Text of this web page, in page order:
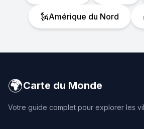
🗽Amérique du Nord
🌍Carte du Monde
Votre guide complet pour explorer les